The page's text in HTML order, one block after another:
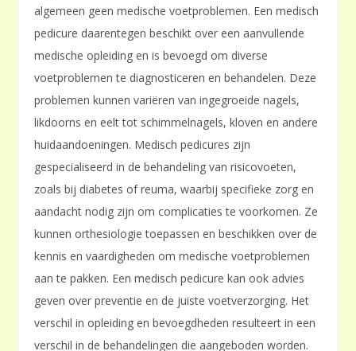
algemeen geen medische voetproblemen. Een medisch
pedicure daarentegen beschikt over een aanvullende
medische opleiding en is bevoegd om diverse
voetproblemen te diagnosticeren en behandelen. Deze
problemen kunnen variëren van ingegroeide nagels,
likdoorns en eelt tot schimmelnagels, kloven en andere
huidaandoeningen. Medisch pedicures zijn
gespecialiseerd in de behandeling van risicovoeten,
zoals bij diabetes of reuma, waarbij specifieke zorg en
aandacht nodig zijn om complicaties te voorkomen. Ze
kunnen orthesiologie toepassen en beschikken over de
kennis en vaardigheden om medische voetproblemen
aan te pakken. Een medisch pedicure kan ook advies
geven over preventie en de juiste voetverzorging. Het
verschil in opleiding en bevoegdheden resulteert in een
verschil in de behandelingen die aangeboden worden.